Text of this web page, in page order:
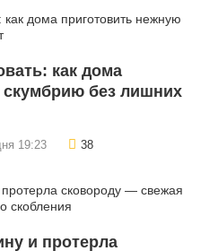
как дома
без лишних
19:23 38
и протерла